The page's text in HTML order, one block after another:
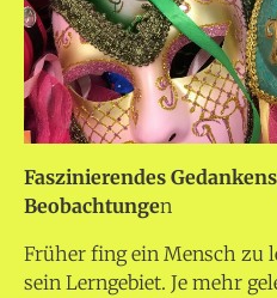
Faszinierendes
Beobachtungen
Früher fing ein Mensch zu
sein Lerngebiet. Je mehr